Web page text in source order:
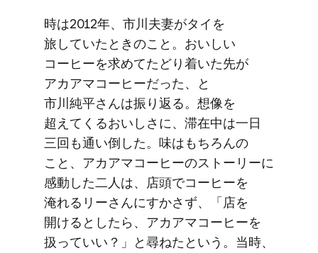
時は​2012年、​市川夫妻が​タイを​
旅していた​ときの​こと。​おいしい​
コーヒーを​求めて​たどり着いた​先が​
アカアマコーヒーだった、と​
市川純平さんは​振り返る。​想像を​
超えてくる​おいしさに、​滞在中は​一日​
三回も​通い倒した。​味は​もちろんの​
こと、​アカアマコーヒーの​ストーリーに​
感動した​二人は、​店頭で​コーヒーを​
淹れる​リーさんに​すかさず、​「店を​
開けるとしたら、​アカアマコーヒーを​
扱っていい？」と​尋ねたと​いう。​当時、​